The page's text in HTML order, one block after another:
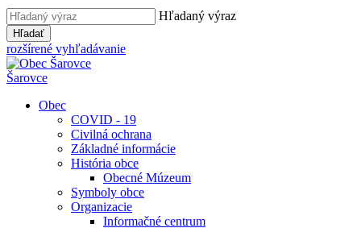
Hľadaný výraz
Hľadať
rozšírené vyhľadávanie
Šarovce
Obec
COVID - 19
Civilná ochrana
Základné informácie
História obce
Obecné Múzeum
Symboly obce
Organizacie
Informačné centrum